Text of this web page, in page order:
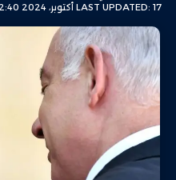
LAST UPDATED: 17 أكتوبر، 2024 12:40 م